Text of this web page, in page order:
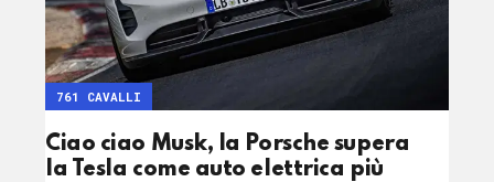
Ciao ciao Musk, la Porsche supera
la Tesla come auto elettrica più
761 CAVALLI